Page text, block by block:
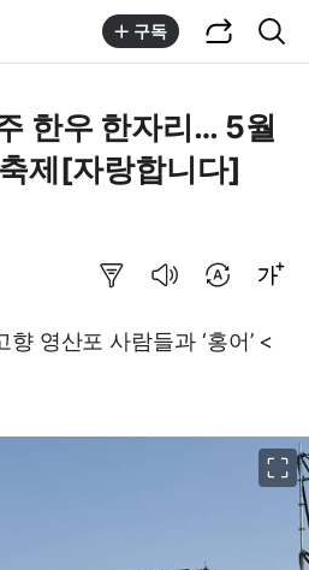
구독
한우 한자리… 5월
제[자랑합니다]
영산포 사람들과 ‘홍어’ <